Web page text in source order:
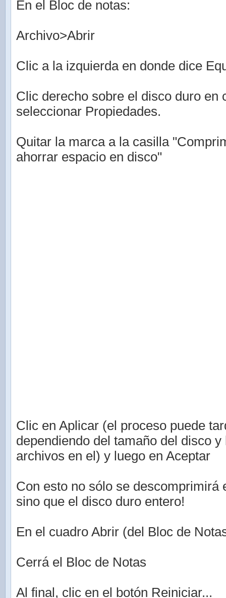
En el Bloc de notas:
Archivo>Abrir
Clic a la izquierda en donde dice
Clic derecho sobre el disco duro en
seleccionar Propiedades.
Quitar la marca a la casilla
ahorrar espacio en disco"
Clic en Aplicar (el proceso puede
dependiendo del tamaño del disco y
archivos en el) y luego en Aceptar
Con esto no sólo se descomprimirá
sino que el disco duro entero!
En el cuadro Abrir (del Bloc de
Cerrá el Bloc de Notas
Al final, clic en el botón Reiniciar...